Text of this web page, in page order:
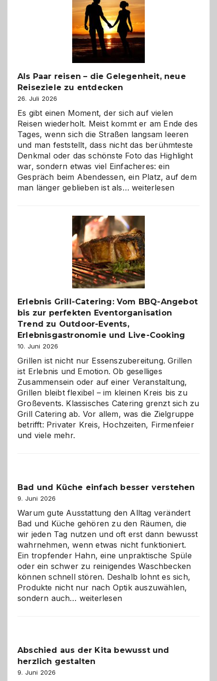
Als Paar reisen – die Gelegenheit, neue
Reiseziele zu entdecken
26. Juli 2026
Es gibt einen Moment, der sich auf vielen
Reisen wiederholt. Meist kommt er am Ende des
Tages, wenn sich die Straßen langsam leeren
und man feststellt, dass nicht das berühmteste
Denkmal oder das schönste Foto das Highlight
war, sondern etwas viel Einfacheres: ein
Gespräch beim Abendessen, ein Platz, auf dem
man länger geblieben ist als… Als
–
die
Gelegenheit,
neue
Reiseziele
zu
entdecken
weiterlesen
Erlebnis Grill-Catering: Vom BBQ-Angebot
bis zur perfekten Eventorganisation
Trend zu Outdoor-Events,
Erlebnisgastronomie und Live-Cooking
10. Juni 2026
Grillen ist nicht nur Essenszubereitung. Grillen
ist Erlebnis und Emotion. Ob geselliges
Zusammensein oder auf einer Veranstaltung,
Grillen bleibt flexibel – im kleinen Kreis bis zu
Großevents. Klassisches Catering grenzt sich zu
Grill Catering ab. Vor allem, was die Zielgruppe
betrifft: Privater Kreis, Hochzeiten, Firmenfeier
und viele mehr.
Bad und Küche einfach besser verstehen
9. Juni 2026
Warum gute Ausstattung den Alltag verändert
Bad und Küche gehören zu den Räumen, die
wir jeden Tag nutzen und oft erst dann bewusst
wahrnehmen, wenn etwas nicht funktioniert.
Ein tropfender Hahn, eine unpraktische Spüle
oder ein schwer zu reinigendes Waschbecken
können schnell stören. Deshalb lohnt es sich,
Produkte nicht nur nach Optik auszuwählen,
sondern auch… Bad
verstehen
weiterlesen
Abschied aus der Kita bewusst und
herzlich gestalten
9. Juni 2026